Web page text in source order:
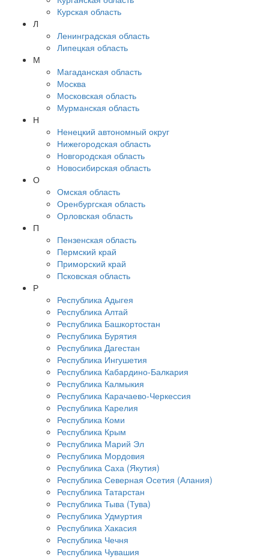
Курская область
Л
Ленинградская область
Липецкая область
М
Магаданская область
Москва
Московская область
Мурманская область
Н
Ненецкий автономный округ
Нижегородская область
Новгородская область
Новосибирская область
О
Омская область
Оренбургская область
Орловская область
П
Пензенская область
Пермский край
Приморский край
Псковская область
Р
Республика Адыгея
Республика Алтай
Республика Башкортостан
Республика Бурятия
Республика Дагестан
Республика Ингушетия
Республика Кабардино-Балкария
Республика Калмыкия
Республика Карачаево-Черкессия
Республика Карелия
Республика Коми
Республика Крым
Республика Марий Эл
Республика Мордовия
Республика Саха (Якутия)
Республика Северная Осетия (Алания)
Республика Татарстан
Республика Тыва (Тува)
Республика Удмуртия
Республика Хакасия
Республика Чечня
Республика Чувашия